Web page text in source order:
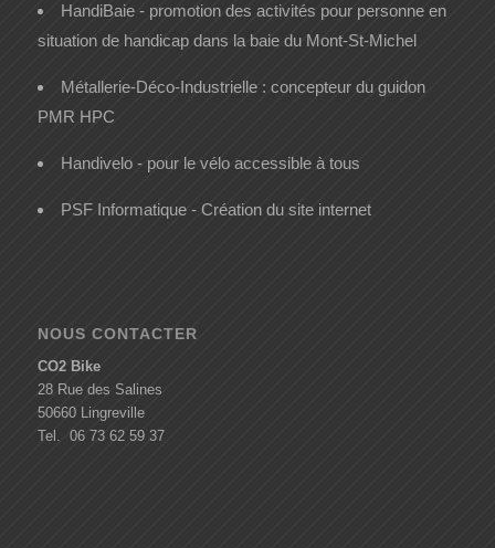
HandiBaie - promotion des activités pour personne en
situation de handicap dans la baie du Mont-St-Michel
Métallerie-Déco-Industrielle : concepteur du guidon
PMR HPC
Handivelo - pour le vélo accessible à tous
PSF Informatique - Création du site internet
NOUS CONTACTER
CO2 Bike
28 Rue des Salines
50660 Lingreville
Tel. 06 73 62 59 37